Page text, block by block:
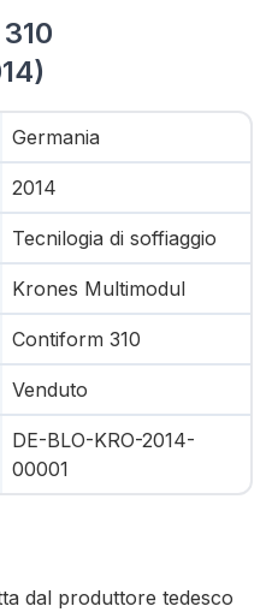
Germania
2014
Tecnilogia di soffiaggio
Krones Multimodul
Contiform 310
Venduto
DE-BLO-KRO-2014-
00001
dal produttore tedesco